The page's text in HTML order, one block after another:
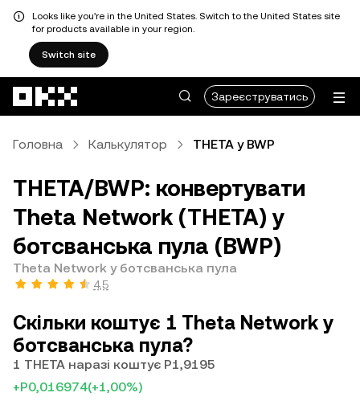
Looks like you're in the United States. Switch to the United States site
for products available in your region.
Switch site
Зареєструватись
Головна Калькулятор THETA у BWP
THETA/BWP: конвертувати
Theta Network (THETA) у
ботсванська пула (BWP)
Theta Network у ботсванська пула
4,5
Скільки коштує 1 Theta Network у
ботсванська пула?
1 THETA наразі коштує P1,9195
+P0,016974(+1,00%)